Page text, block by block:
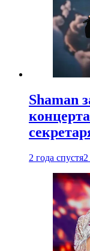
Shaman
2 года спустя